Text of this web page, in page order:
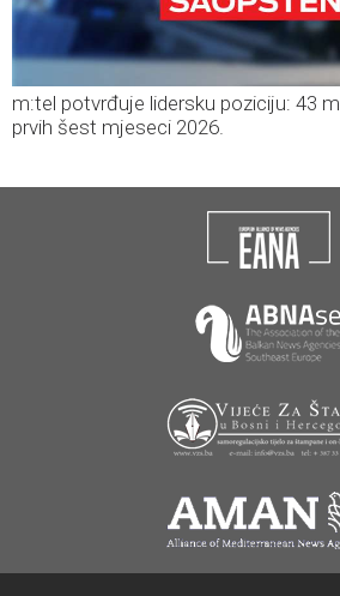
m:tel potvrđuje lidersku poziciju: 43
prvih šest mjeseci 2026.